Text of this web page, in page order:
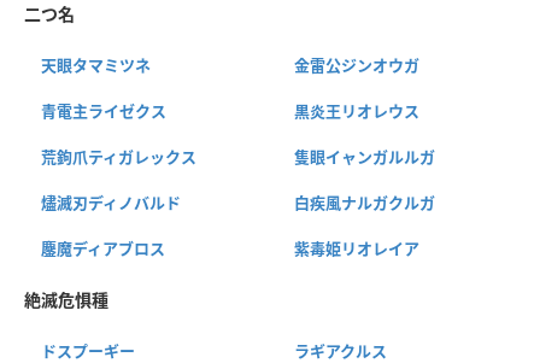
二つ名
天眼タマミツネ 金雷公ジンオウガ
青電主ライゼクス 黒炎王リオレウス
荒鉤爪ティガレックス 隻眼イャンガルルガ
燼滅刃ディノバルド 白疾風ナルガクルガ
鏖魔ディアブロス 紫毒姫リオレイア
絶滅危惧種
ドスプーギー ラギアクルス